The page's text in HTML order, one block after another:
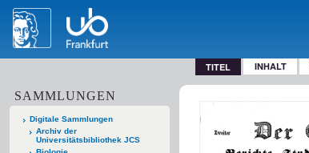
TITEL INHALT
SAMMLUNGEN
Digitale Sammlungen
Archiv der
Universitätsbibliothek JCS